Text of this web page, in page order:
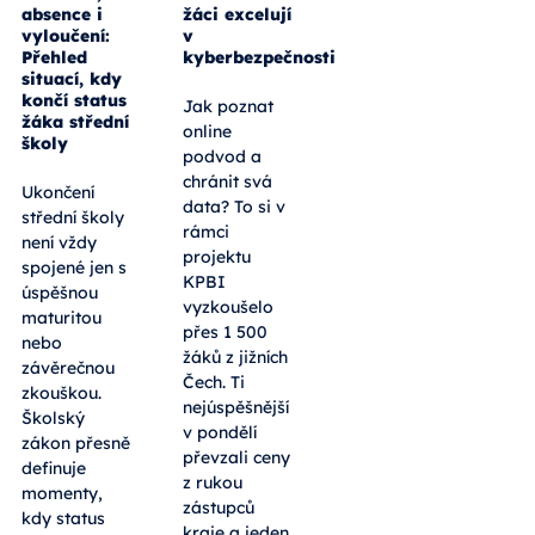
absence i
vyloučení:
Přehled
situací, kdy
končí status
žáka střední
školy
Ukončení
střední školy
není vždy
spojené jen s
úspěšnou
maturitou
nebo
závěrečnou
zkouškou.
Školský
zákon přesně
definuje
momenty,
kdy status
žáci excelují
v
kyberbezpečnosti
Jak poznat
online
podvod a
chránit svá
data? To si v
rámci
projektu
KPBI
vyzkoušelo
přes 1 500
žáků z jižních
Čech. Ti
nejúspěšnější
v pondělí
převzali ceny
z rukou
zástupců